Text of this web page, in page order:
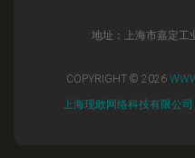
地址：上海市嘉定工
COPYRIGHT © 2026
上海现敢网络科技有限公司